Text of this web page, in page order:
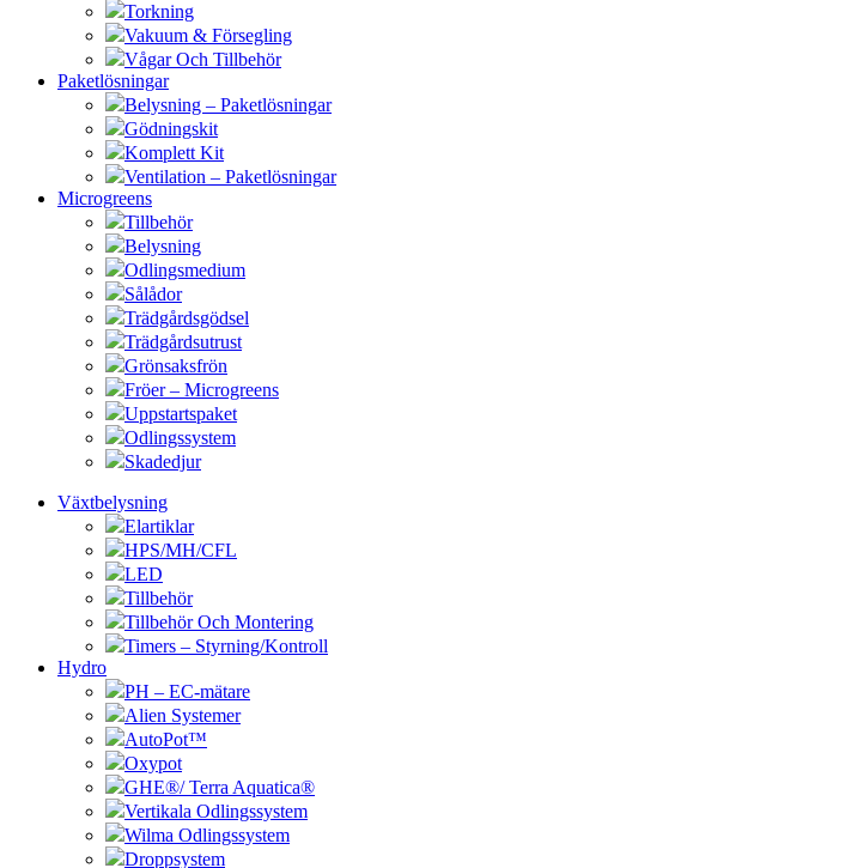
Torkning
Vakuum & Försegling
Vågar Och Tillbehör
Paketlösningar
Belysning – Paketlösningar
Gödningskit
Komplett Kit
Ventilation – Paketlösningar
Microgreens
Tillbehör
Belysning
Odlingsmedium
Sålådor
Trädgårdsgödsel
Trädgårdsutrust
Grönsaksfrön
Fröer – Microgreens
Uppstartspaket
Odlingssystem
Skadedjur
Växtbelysning
Elartiklar
HPS/MH/CFL
LED
Tillbehör
Tillbehör Och Montering
Timers – Styrning/Kontroll
Hydro
PH – EC-mätare
Alien Systemer
AutoPot™
Oxypot
GHE®/ Terra Aquatica®
Vertikala Odlingssystem
Wilma Odlingssystem
Droppsystem